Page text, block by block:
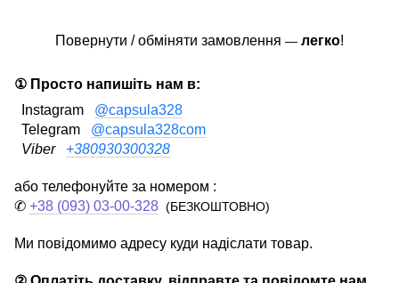
Повернути / обміняти замовлення — легко!
① Просто напишіть нам в:
Instagram @capsula328
Telegram @capsula328com
Viber +380930300328
або телефонуйте за номером :
✆ +38 (093) 03-00-328 (БЕЗКОШТОВНО)
Ми повідомимо адресу куди надіслати товар.